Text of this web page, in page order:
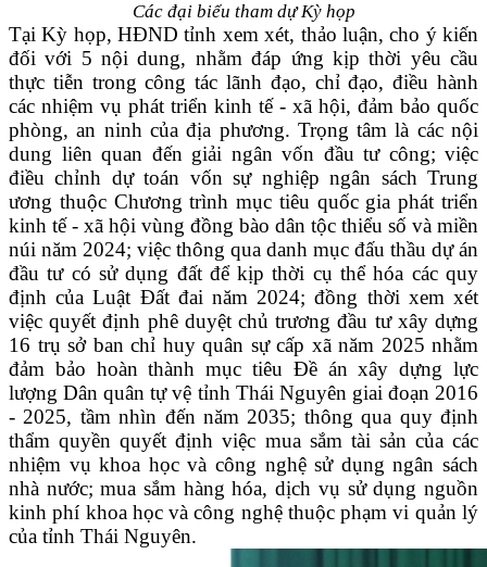
Các đại biểu tham dự Kỳ họp
Tại Kỳ họp, HĐND tỉnh xem xét, thảo luận, cho ý kiến
đối với 5 nội dung, nhằm đáp ứng kịp thời yêu cầu
thực tiễn trong công tác lãnh đạo, chỉ đạo, điều hành
các nhiệm vụ phát triển kinh tế - xã hội, đảm bảo quốc
phòng, an ninh của địa phương. Trọng tâm là các nội
dung liên quan đến giải ngân vốn đầu tư công; việc
điều chỉnh dự toán vốn sự nghiệp ngân sách Trung
ương thuộc Chương trình mục tiêu quốc gia phát triển
kinh tế - xã hội vùng đồng bào dân tộc thiểu số và miền
núi năm 2024; việc thông qua danh mục đấu thầu dự án
đầu tư có sử dụng đất để kịp thời cụ thể hóa các quy
định của Luật Đất đai năm 2024; đồng thời xem xét
việc quyết định phê duyệt chủ trương đầu tư xây dựng
16 trụ sở ban chỉ huy quân sự cấp xã năm 2025 nhằm
đảm bảo hoàn thành mục tiêu Đề án xây dựng lực
lượng Dân quân tự vệ tỉnh Thái Nguyên giai đoạn 2016
- 2025, tầm nhìn đến năm 2035; thông qua quy định
thẩm quyền quyết định việc mua sắm tài sản của các
nhiệm vụ khoa học và công nghệ sử dụng ngân sách
nhà nước; mua sắm hàng hóa, dịch vụ sử dụng nguồn
kinh phí khoa học và công nghệ thuộc phạm vi quản lý
của tỉnh Thái Nguyên.